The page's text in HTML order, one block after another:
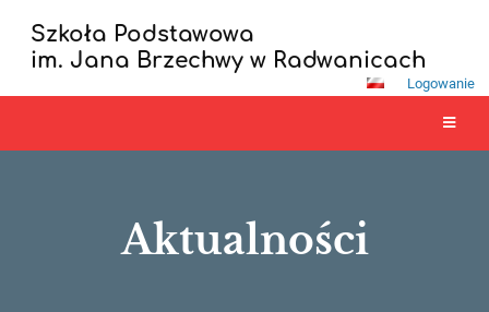
Szkoła Podstawowa
im. Jana Brzechwy w Radwanicach
Logowanie
Aktualności